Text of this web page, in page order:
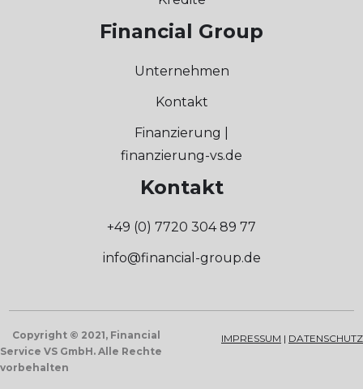
Financial Group
Unternehmen
Kontakt
Finanzierung |
finanzierung-vs.de
Kontakt
+49 (0) 7720 304 89 77
info@financial-group.de
Copyright © 2021, Financial
Service VS GmbH. Alle Rechte
vorbehalten
IMPRESSUM | DATENSCHUTZ